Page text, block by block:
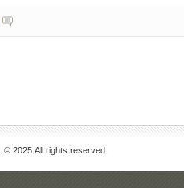
. © 2025 All rights reserved.